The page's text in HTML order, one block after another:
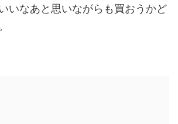
いなあと思いながらも買おうかど